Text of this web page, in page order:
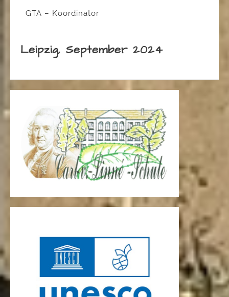
GTA – Koordinator
Leipzig, September 2024